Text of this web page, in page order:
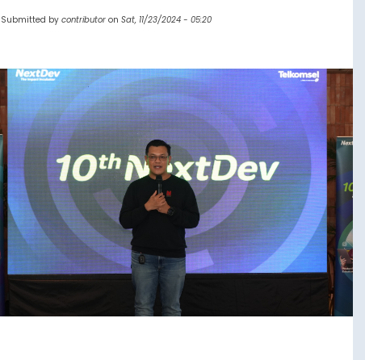
Submitted by contributor on Sat, 11/23/2024 - 05:20